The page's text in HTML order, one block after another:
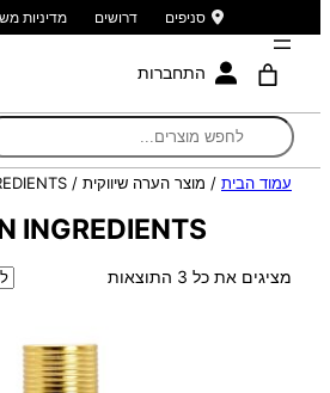
סניפים דרושים מדיניות
התחברות
עמוד הבית / מוצר הערה שיווקית / VEGAN INGREDIENTS
INGREDIENTS
מציגים את כל ⁦3⁩ התוצאות
ממוין
העדכני
ביותר